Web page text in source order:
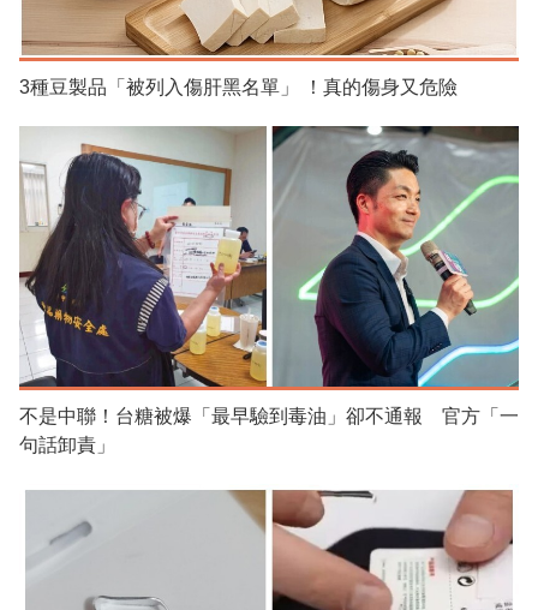
3種豆製品「被列入傷肝黑名單」 ！真的傷身又危險
不是中聯！台糖被爆「最早驗到毒油」卻不通報 官方「一
句話卸責」